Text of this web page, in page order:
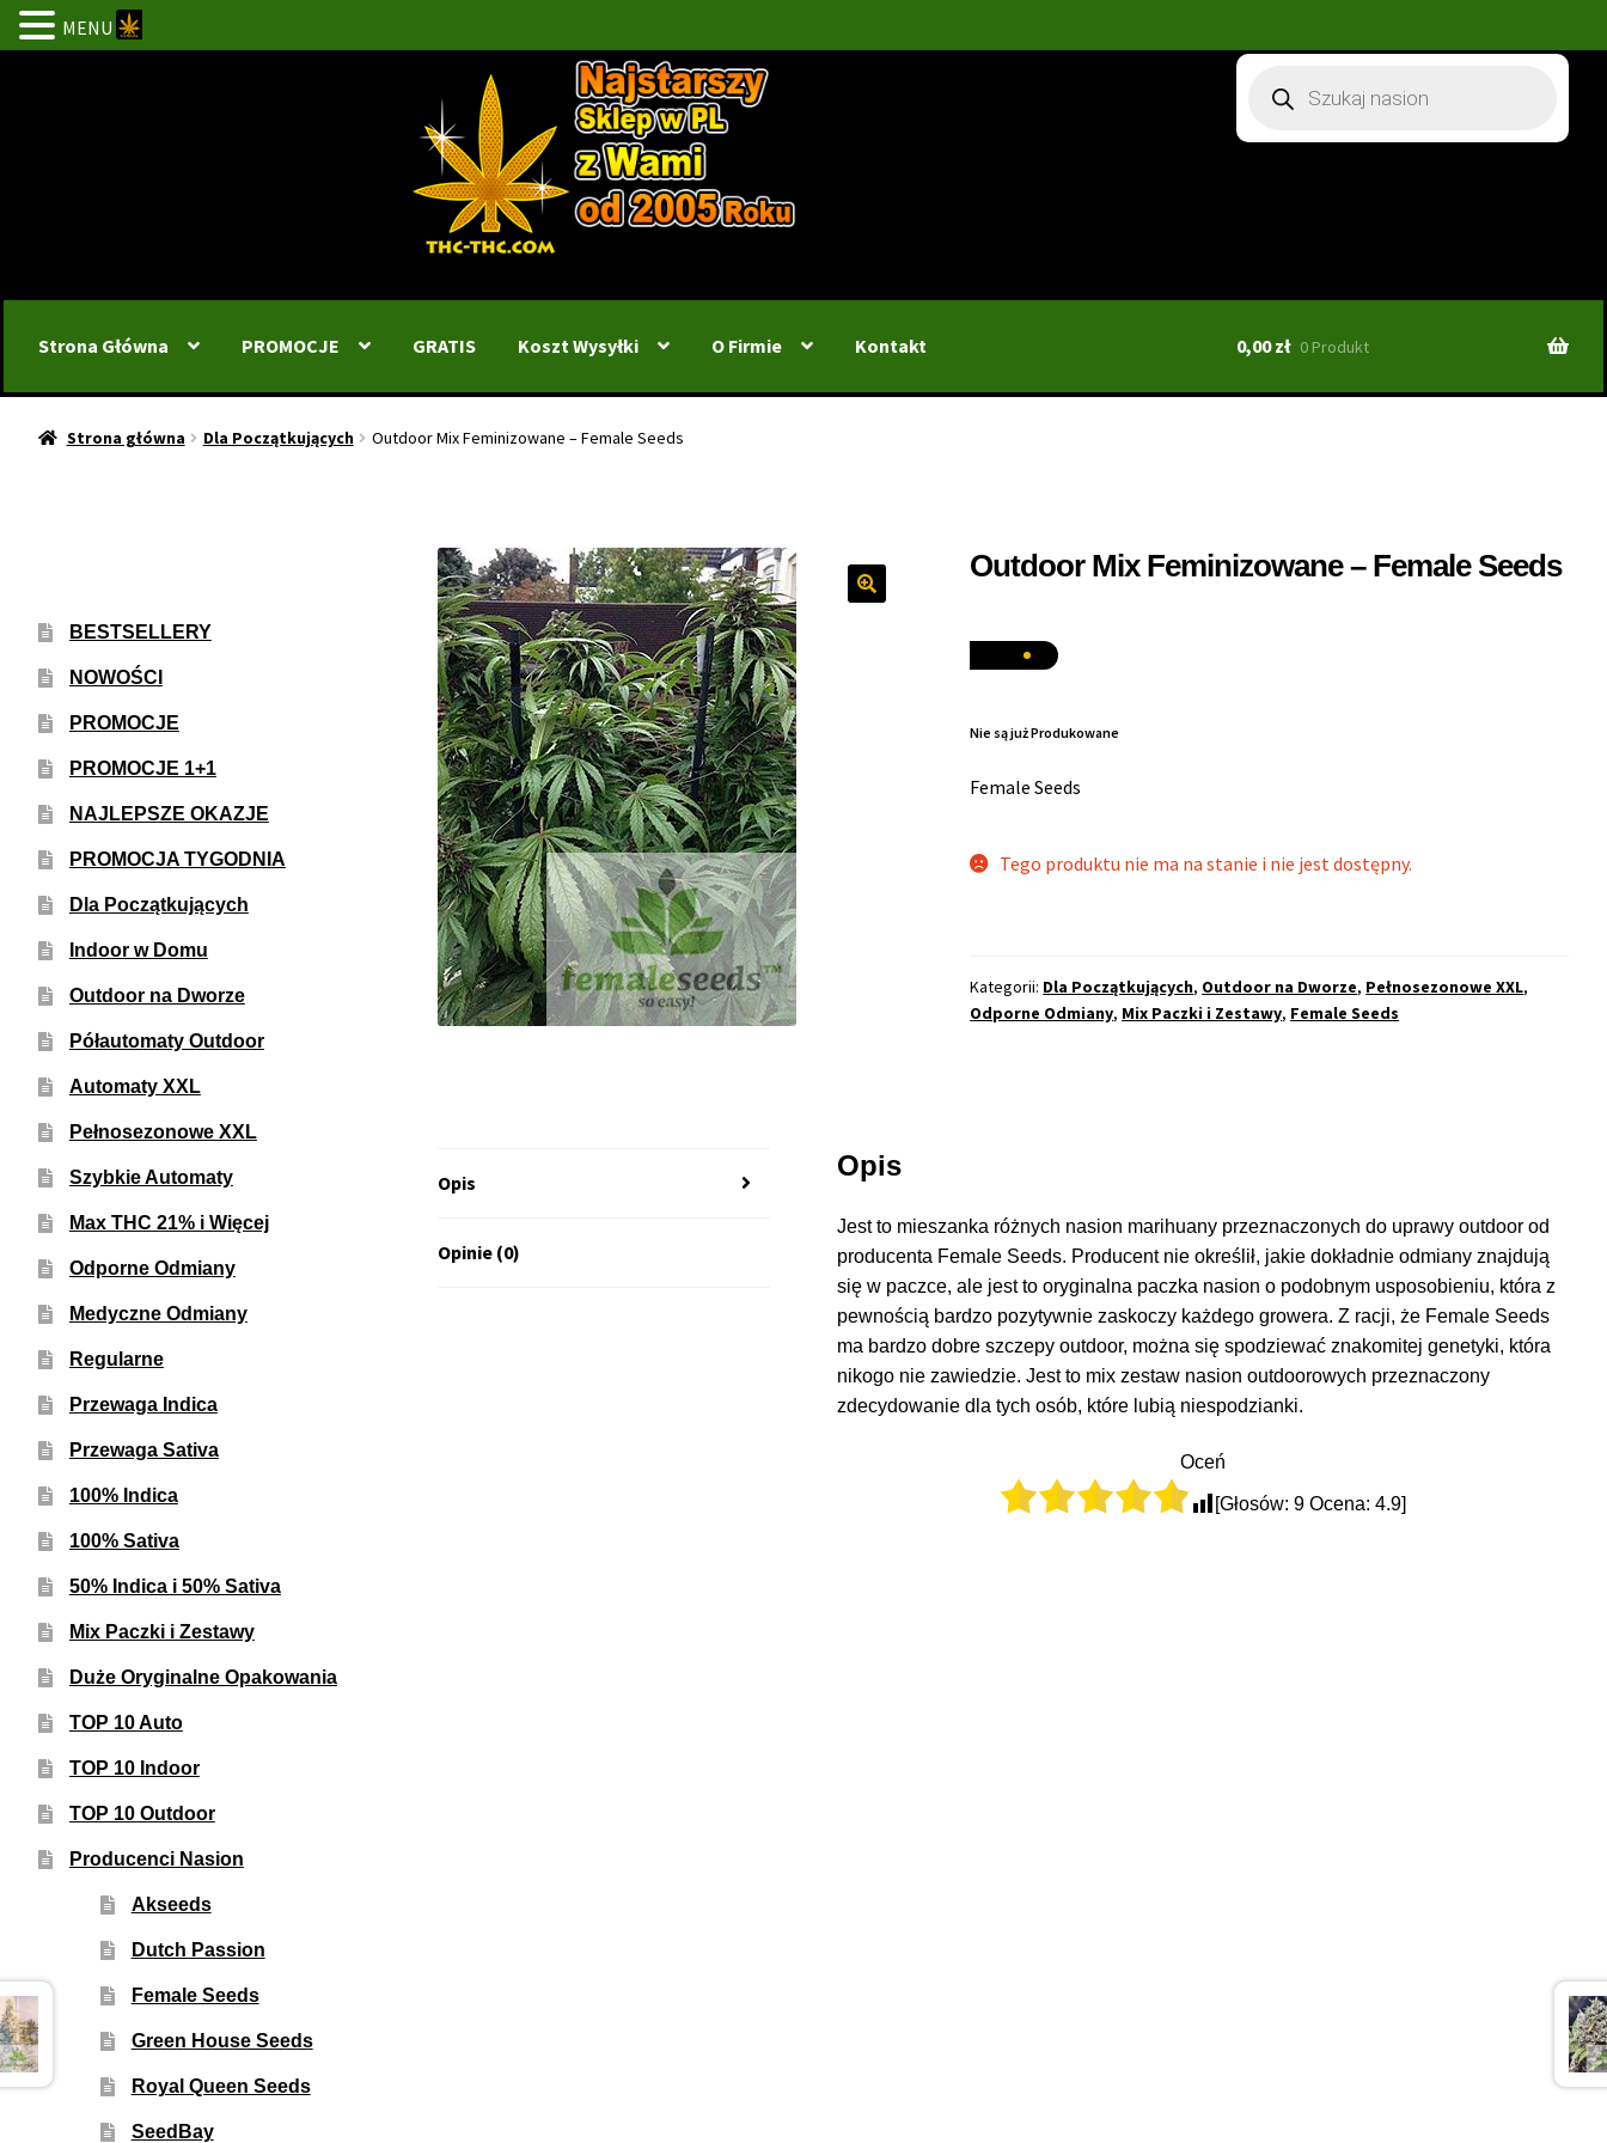
produktów
Strona Główna PROMOCJE GRATIS Koszt Wysyłki O Firmie Kontakt 0,00zł 0 Produkt
Strona główna Dla Początkujących Outdoor Mix Feminizowane – Female Seeds
Outdoor Mix Feminizowane – Female Seeds
Nie są już Produkowane
Female Seeds
Tego produktu nie ma na stanie i nie jest dostępny.
Kategorii: Dla Początkujących, Outdoor na Dworze, Pełnosezonowe XXL,
Odporne Odmiany, Mix Paczki i Zestawy, Female Seeds
Opis
Opinie (0)
Opis
Jest to mieszanka różnych nasion marihuany przeznaczonych do uprawy outdoor od
producenta Female Seeds. Producent nie określił, jakie dokładnie odmiany znajdują
się w paczce, ale jest to oryginalna paczka nasion o podobnym usposobieniu, która z
pewnością bardzo pozytywnie zaskoczy każdego growera. Z racji, że Female Seeds
ma bardzo dobre szczepy outdoor, można się spodziewać znakomitej genetyki, która
nikogo nie zawiedzie. Jest to mix zestaw nasion outdoorowych przeznaczony
zdecydowanie dla tych osób, które lubią niespodzianki.
Oceń
[Głosów: 9Ocena: 4.9]
BESTSELLERY
NOWOŚCI
PROMOCJE
PROMOCJE 1+1
NAJLEPSZE OKAZJE
PROMOCJA TYGODNIA
Dla Początkujących
Indoor w Domu
Outdoor na Dworze
Półautomaty Outdoor
Automaty XXL
Pełnosezonowe XXL
Szybkie Automaty
Max THC 21% i Więcej
Odporne Odmiany
Medyczne Odmiany
Regularne
Przewaga Indica
Przewaga Sativa
100% Indica
100% Sativa
50% Indica i 50% Sativa
Mix Paczki i Zestawy
Duże Oryginalne Opakowania
TOP 10 Auto
TOP 10 Indoor
TOP 10 Outdoor
Producenci Nasion
Akseeds
Dutch Passion
Female Seeds
Green House Seeds
Royal Queen Seeds
SeedBay
MENU